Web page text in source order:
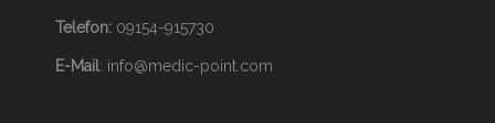
Telefon: 09154-915730
E-Mail: info@medic-point.com